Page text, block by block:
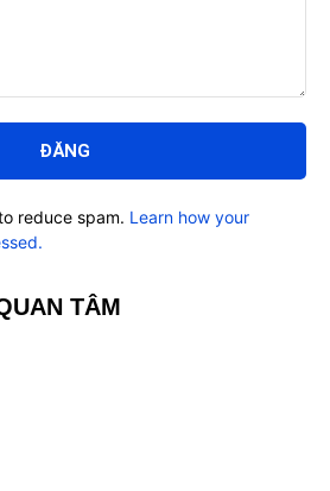
reduce spam. Learn how your
TÂM